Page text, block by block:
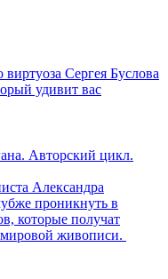
Сергея Буслова
удивит вас
Авторский цикл.
Александра
проникнуть в
которые получат
живописи.